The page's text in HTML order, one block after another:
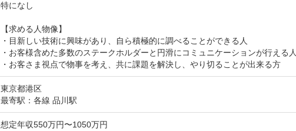
特になし
【求める人物像】
・目新しい技術に興味があり、自ら積極的に調べることができる人
・お客様含めた多数のステークホルダーと円滑にコミュニケーションが行える
・お客さま視点で物事を考え、共に課題を解決し、やり切ることが出来る方
東京都港区
最寄駅：各線 品川駅
想定年収550万円〜1050万円